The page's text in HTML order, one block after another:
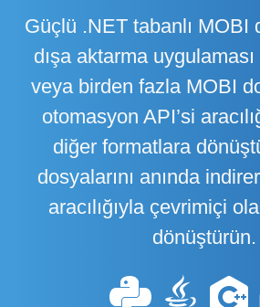
Güçlü .NET tabanlı MOBI
dışa aktarma
veya birden fazla MOBI
otomasyon API’si
diğer formatlara
dosyalarını anında
aracılığıyla çevrimiçi
dönüştürün.